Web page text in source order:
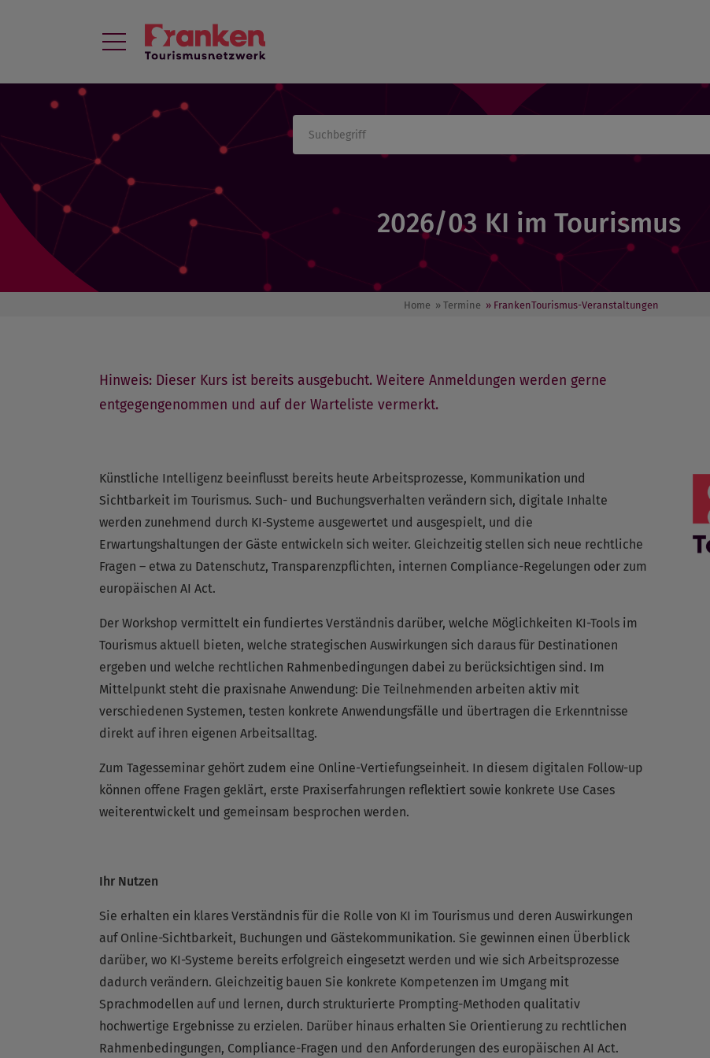
2026/03 KI im Tourismus
Home » Termine » FrankenTourismus-Veranstaltungen
Hinweis: Dieser Kurs ist bereits ausgebucht. Weitere Anmeldungen werden gerne
entgegengenommen und auf der Warteliste vermerkt.
Künstliche Intelligenz beeinflusst bereits heute Arbeitsprozesse, Kommunikation und
Sichtbarkeit im Tourismus. Such- und Buchungsverhalten verändern sich, digitale Inhalte
werden zunehmend durch KI-Systeme ausgewertet und ausgespielt, und die
Erwartungshaltungen der Gäste entwickeln sich weiter. Gleichzeitig stellen sich neue rechtliche
Fragen – etwa zu Datenschutz, Transparenzpflichten, internen Compliance-Regelungen oder zum
europäischen AI Act.
Der Workshop vermittelt ein fundiertes Verständnis darüber, welche Möglichkeiten KI-Tools im
Tourismus aktuell bieten, welche strategischen Auswirkungen sich daraus für Destinationen
ergeben und welche rechtlichen Rahmenbedingungen dabei zu berücksichtigen sind. Im
Mittelpunkt steht die praxisnahe Anwendung: Die Teilnehmenden arbeiten aktiv mit
verschiedenen Systemen, testen konkrete Anwendungsfälle und übertragen die Erkenntnisse
direkt auf ihren eigenen Arbeitsalltag.
Zum Tagesseminar gehört zudem eine Online-Vertiefungseinheit. In diesem digitalen Follow-up
können offene Fragen geklärt, erste Praxiserfahrungen reflektiert sowie konkrete Use Cases
weiterentwickelt und gemeinsam besprochen werden.
Ihr Nutzen
Sie erhalten ein klares Verständnis für die Rolle von KI im Tourismus und deren Auswirkungen
auf Online-Sichtbarkeit, Buchungen und Gästekommunikation. Sie gewinnen einen Überblick
darüber, wo KI-Systeme bereits erfolgreich eingesetzt werden und wie sich Arbeitsprozesse
dadurch verändern. Gleichzeitig bauen Sie konkrete Kompetenzen im Umgang mit
Sprachmodellen auf und lernen, durch strukturierte Prompting-Methoden qualitativ
hochwertige Ergebnisse zu erzielen. Darüber hinaus erhalten Sie Orientierung zu rechtlichen
Rahmenbedingungen, Compliance-Fragen und den Anforderungen des europäischen AI Act.